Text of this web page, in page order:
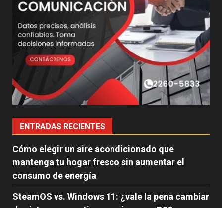
ENTRADAS RECIENTES
Cómo elegir un aire acondicionado que
mantenga tu hogar fresco sin aumentar el
consumo de energía
SteamOS vs. Windows 11: ¿vale la pena cambiar